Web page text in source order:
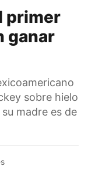
primer
ganar
sobre hielo
madre es de